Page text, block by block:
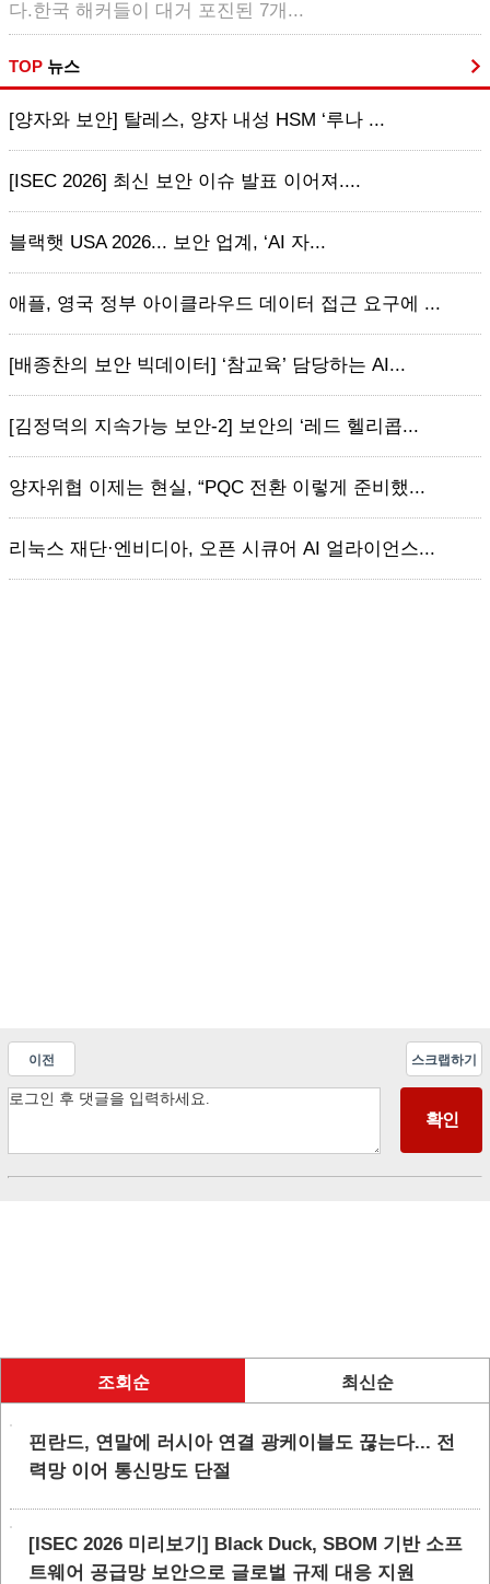
다.한국 해커들이 대거 포진된 7개...
TOP 뉴스
[양자와 보안] 탈레스, 양자 내성 HSM ‘루나 ...
[ISEC 2026] 최신 보안 이슈 발표 이어져....
블랙햇 USA 2026... 보안 업계, ‘AI 자...
애플, 영국 정부 아이클라우드 데이터 접근 요구에 ...
[배종찬의 보안 빅데이터] ‘참교육’ 담당하는 AI...
[김정덕의 지속가능 보안-2] 보안의 ‘레드 헬리콥...
양자위협 이제는 현실, “PQC 전환 이렇게 준비했...
리눅스 재단·엔비디아, 오픈 시큐어 AI 얼라이언스...
이전 스크랩하기
조회순 최신순
핀란드, 연말에 러시아 연결 광케이블도 끊는다... 전
력망 이어 통신망도 단절
[ISEC 2026 미리보기] Black Duck, SBOM 기반 소프
트웨어 공급망 보안으로 글로벌 규제 대응 지원